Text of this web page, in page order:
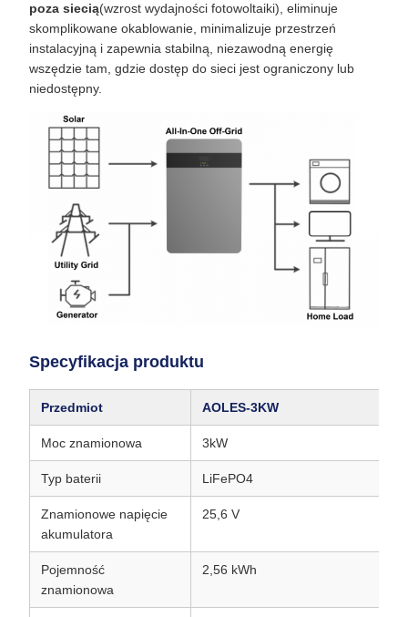
poza siecią(wzrost wydajności fotowoltaiki), eliminuje
skomplikowane okablowanie, minimalizuje przestrzeń
instalacyjną i zapewnia stabilną, niezawodną energię
wszędzie tam, gdzie dostęp do sieci jest ograniczony lub
niedostępny.
Specyfikacja produktu
Przedmiot AOLES-3KW
Moc znamionowa 3kW
Typ baterii LiFePO4
Znamionowe napięcie
akumulatora
25,6 V
Pojemność
znamionowa
2,56 kWh